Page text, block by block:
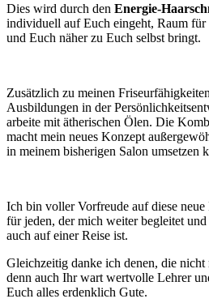
Dies wird durch den Energie-
individuell auf Euch eingeht, Raum für
und Euch näher zu Euch selbst bringt.
Zusätzlich zu meinen
Ausbildungen in der
arbeite mit ätherischen Ölen. Die
macht mein neues Konzept
in meinem bisherigen Salon umsetzen
Ich bin voller Vorfreude auf diese
für jeden, der mich weiter begleitet
auch auf einer Reise ist.
Gleichzeitig danke ich denen, die nicht
denn auch Ihr wart wertvolle Lehrer
Euch alles erdenklich Gute.